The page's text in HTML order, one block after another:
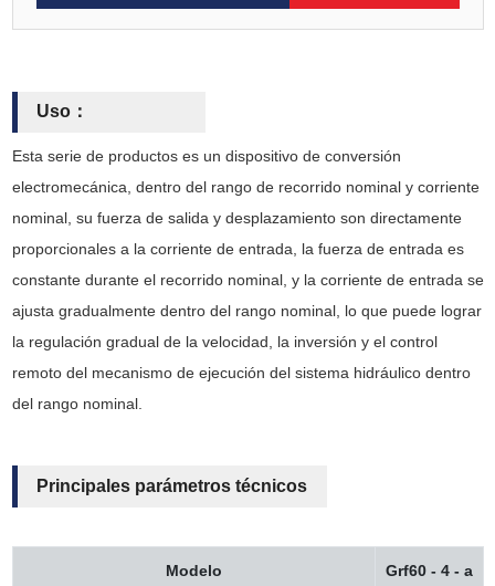
Uso：
Esta serie de productos es un dispositivo de conversión
electromecánica, dentro del rango de recorrido nominal y corriente
nominal, su fuerza de salida y desplazamiento son directamente
proporcionales a la corriente de entrada, la fuerza de entrada es
constante durante el recorrido nominal, y la corriente de entrada se
ajusta gradualmente dentro del rango nominal, lo que puede lograr
la regulación gradual de la velocidad, la inversión y el control
remoto del mecanismo de ejecución del sistema hidráulico dentro
del rango nominal.
Principales parámetros técnicos
Modelo Grf60 - 4 - a